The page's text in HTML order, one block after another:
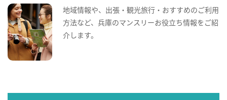
地域情報や、出張・観光旅行・おすすめのご利用
方法など、兵庫のマンスリーお役立ち情報をご紹
介します。